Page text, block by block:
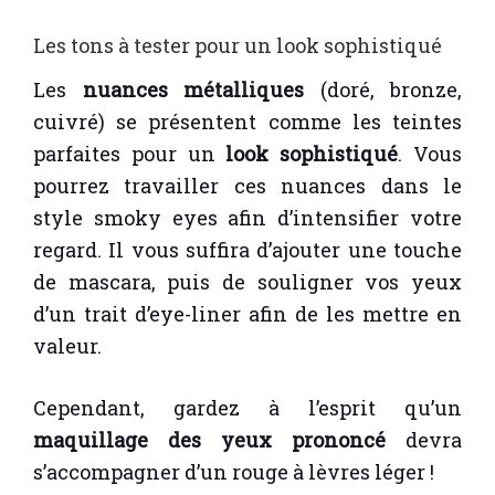
Les tons à tester pour un look sophistiqué
Les nuances métalliques (doré, bronze,
cuivré) se présentent comme les teintes
parfaites pour un look sophistiqué. Vous
pourrez travailler ces nuances dans le
style smoky eyes afin d’intensifier votre
regard. Il vous suffira d’ajouter une touche
de mascara, puis de souligner vos yeux
d’un trait d’eye-liner afin de les mettre en
valeur.
Cependant, gardez à l’esprit qu’un
maquillage des yeux prononcé devra
s’accompagner d’un rouge à lèvres léger !